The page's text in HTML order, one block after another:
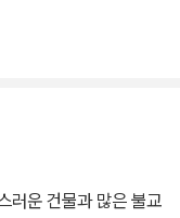
공개하지 않는 그들만
몽땅 들어 있다.
러운 건물과 많은 불교